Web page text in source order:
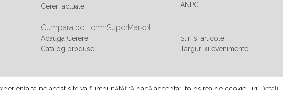
Cereri actuale
Cumpara pe LemnSuperMarket
Adauga Cerere
Catalog produse
ANPC
Stiri si articole
Targuri si evenimente